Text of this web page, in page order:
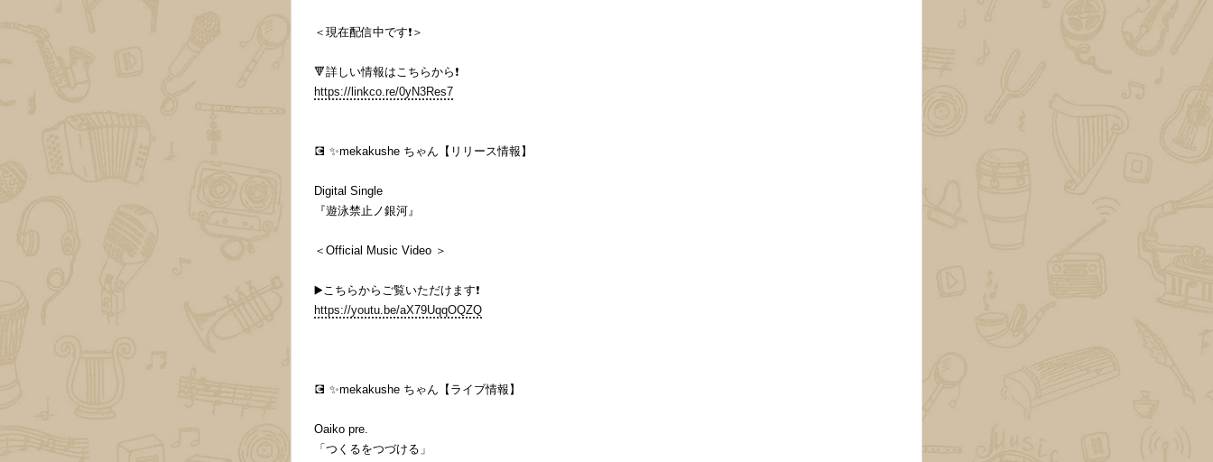
＜現在配信中です❗️＞
🔻詳しい情報はこちらから❗️
https://linkco.re/0yN3Res7
💽 ✨mekakushe ちゃん【リリース情報】
Digital Single
『遊泳禁止ノ銀河』
＜Official Music Video ＞
▶️こちらからご覧いただけます❗️
https://youtu.be/aX79UqqOQZQ
💽 ✨mekakushe ちゃん【ライブ情報】
Oaiko pre.
「つくるをつづける」